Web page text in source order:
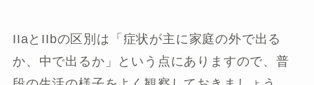
IIaとIIbの区別は「症状が主に家庭の外で出る
か、中で出るか」という点にありますので、普